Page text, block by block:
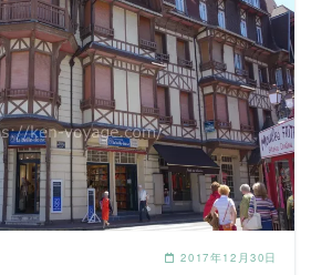
READ MORE
2017年12月30日